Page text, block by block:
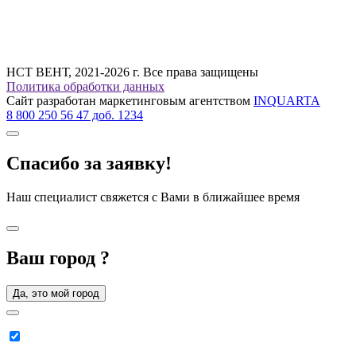
НСТ ВЕНТ, 2021-2026 г. Все права защищены
Политика обработки данных
Сайт разработан маркетинговым агентством INQUARTA
8 800 250 56 47 доб. 1234
Спасибо за заявку!
Наш специалист свяжется с Вами в ближайшее время
Ваш город ?
Да, это мой город